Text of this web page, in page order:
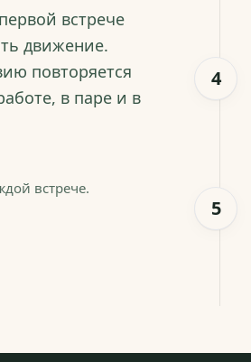
встрече
движение.
повторяется
в паре и в
встрече.
4
5